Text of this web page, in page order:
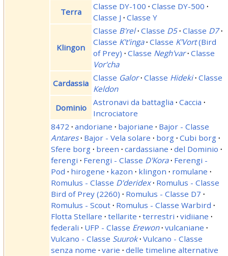
Terra
Classe DY-100 · Classe DY-500 ·
Classe J · Classe Y
Klingon
Classe B'rel · Classe D5 · Classe D7 ·
Classe K't'inga · Classe K'Vort(Bird
of Prey) · Classe Negh'var · Classe
Vor'cha
Cardassia
Classe Galor · Classe Hideki · Classe
Keldon
Dominio
Astronavi da battaglia · Caccia ·
Incrociatore
8472 · andoriane · bajoriane · Bajor - Classe
Antares · Bajor - Vela solare · borg · Cubi borg ·
Sfere borg · breen · cardassiane · del Dominio ·
ferengi · Ferengi - Classe D'Kora · Ferengi -
Pod · hirogene · kazon · klingon · romulane ·
Romulus - Classe D'deridex · Romulus - Classe
Bird of Prey (2260) · Romulus - Classe D7 ·
Romulus - Scout · Romulus - Classe Warbird ·
Flotta Stellare · tellarite · terrestri · vidiiane ·
federali · UFP - Classe Erewon · vulcaniane ·
Vulcano - Classe Suurok · Vulcano - Classe
senza nome · varie · delle timeline alternative